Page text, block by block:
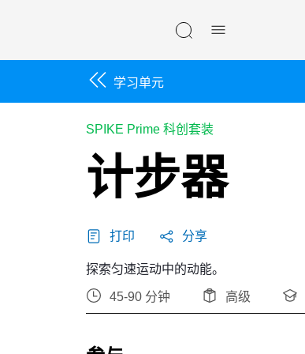
学习单元
SPIKE Prime 科创套装
计步器
打印 分享
探索匀速运动中的动能。
45-90 分钟 高级